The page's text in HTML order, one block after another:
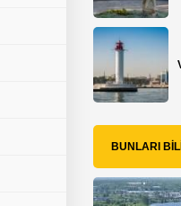
BUNLARI